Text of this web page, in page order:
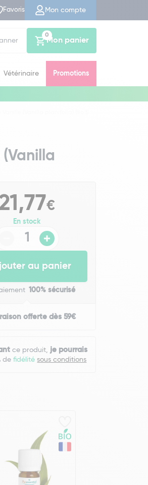
Favoris Mon compte
Mon panier
0
Vétérinaire Promotions
(Vanilla
€
En stock
au panier
100% sécurisé
offerte dès 59€
ce produit, je pourrais
defidélitésous conditions